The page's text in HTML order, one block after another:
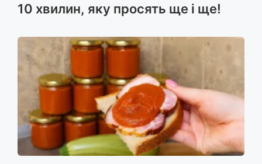
10 хвилин, яку просять ще і ще!